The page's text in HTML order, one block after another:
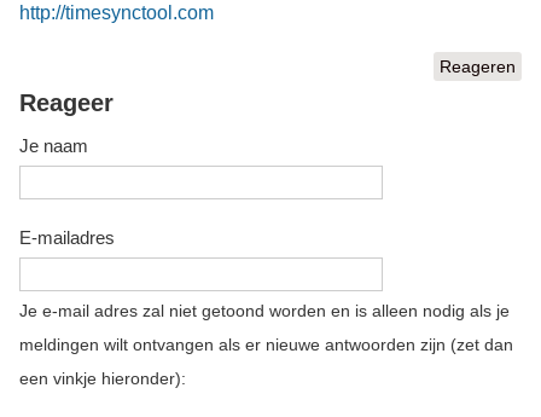
http://timesynctool.com
Reageren
Reageer
Je naam
E-mailadres
Je e-mail adres zal niet getoond worden en is alleen nodig als je
meldingen wilt ontvangen als er nieuwe antwoorden zijn (zet dan
een vinkje hieronder):